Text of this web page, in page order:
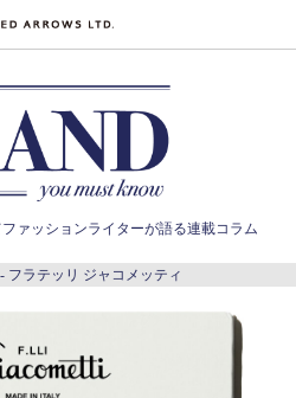
ファッションライターが語る連載コラム
フラテッリ ジャコメッティ